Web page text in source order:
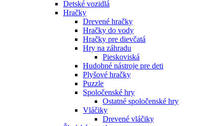
Detské vozidlá
Hračky
Drevené hračky
Hračky do vody
Hračky pre dievčatá
Hry na záhradu
Pieskoviská
Hudobné nástroje pre deti
Plyšové hračky
Puzzle
Spoločenské hry
Ostatné spoločenské hry
Vláčiky
Drevené vláčiky